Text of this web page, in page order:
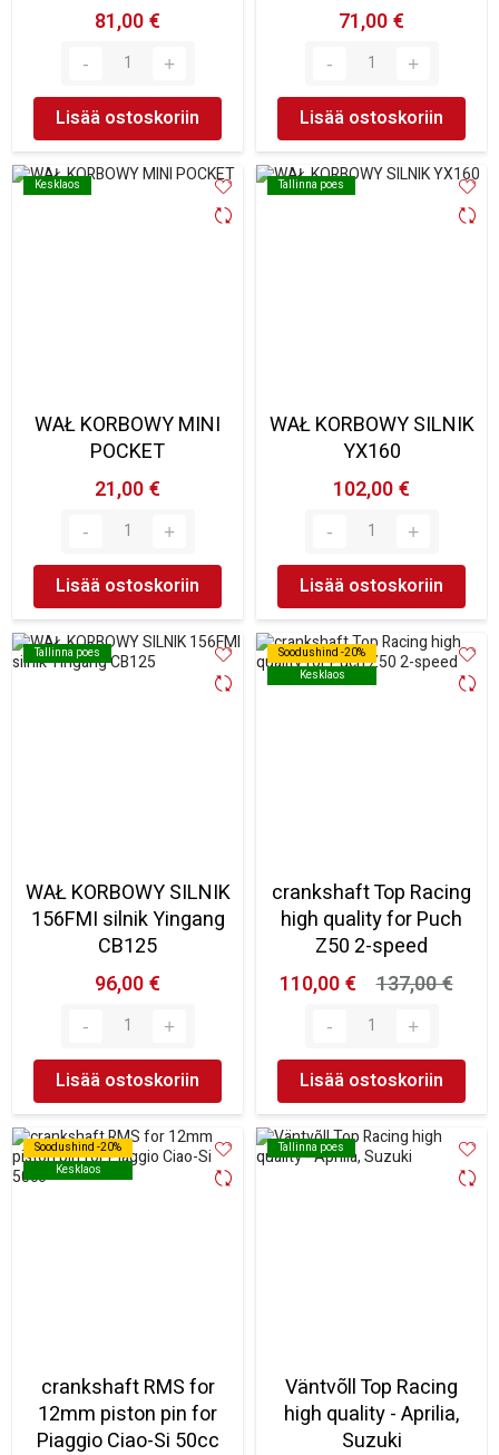
81,00 €
Lisää ostoskoriin
71,00 €
Lisää ostoskoriin
Kesklaos
Kesklaos
WAŁ KORBOWY MINI
POCKET
21,00 €
Lisää ostoskoriin
Tallinna poes
Tallinna poes
WAŁ KORBOWY SILNIK
YX160
102,00 €
Lisää ostoskoriin
Tallinna poes
Tallinna poes
WAŁ KORBOWY SILNIK
156FMI silnik Yingang
CB125
96,00 €
Lisää ostoskoriin
Soodushind -20%
Kesklaos
Soodushind -20%
Kesklaos
crankshaft Top Racing
high quality for Puch
Z50 2-speed
110,00 €
137,00 €
Lisää ostoskoriin
Soodushind -20%
Kesklaos
Soodushind -20%
Kesklaos
crankshaft RMS for
12mm piston pin for
Piaggio Ciao-Si 50cc
Tallinna poes
Tallinna poes
Väntvõll Top Racing
high quality - Aprilia,
Suzuki